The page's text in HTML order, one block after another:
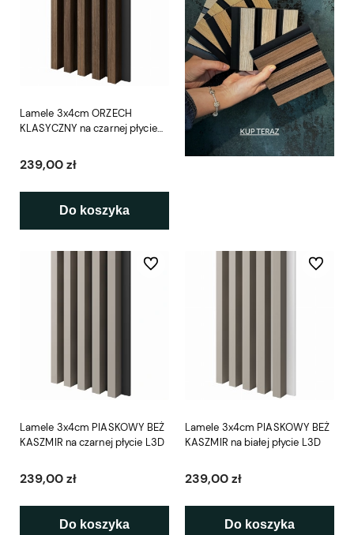
Lamele 3x4cm ORZECH
KLASYCZNY na czarnej płycie
239,00 zł
Do koszyka
Lamele 3x4cm PIASKOWY BEŻ
KASZMIR na czarnej płycie L3D
239,00 zł
Do koszyka
Do ulubionych
Lamele 3x4cm PIASKOWY BEŻ
KASZMIR na białej płycie L3D
239,00 zł
Do koszyka
Do